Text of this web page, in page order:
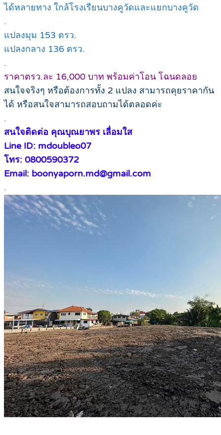
ได้หลายทาง ใกล้โรงเรียนบางคูวัดและแยกบางคูวัด
.
แปลงมุม 153 ตรว.
แปลงกลาง 136 ตรว.
.
ราคาตรว.ละ 16,000 บาท พร้อมค่าโอน โฉนดลอย
สนใจจริงๆ หรือต้องการทั้ง 2 แปลง สามารถคุยราคากัน
ได้ หรือสนใจสามารถสอบถามได้ตลอดค่ะ
.
สนใจติดต่อ คุณบุณยาพร เลื่อมใส
Line ID: mdoubleo07
โทร: 0800590372
Email: boonyaporn.md@gmail.com
.